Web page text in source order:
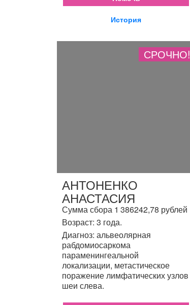
История
СРОЧНО!
АНТОНЕНКО
АНАСТАСИЯ
Сумма сбора 1 386242,78 рублей
Возраст: 3 года.
Диагноз: альвеолярная
рабдомиосаркома
параменингеальной
локализации, метастическое
поражение лимфатических узлов
шеи слева.